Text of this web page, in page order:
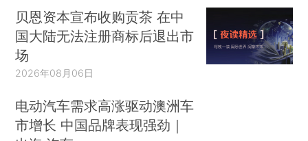
贝恩资本宣布收购贡茶 在中
国大陆无法注册商标后退出市
场
2026年08月06日
电动汽车需求高涨驱动澳洲车
市增长 中国品牌表现强劲｜